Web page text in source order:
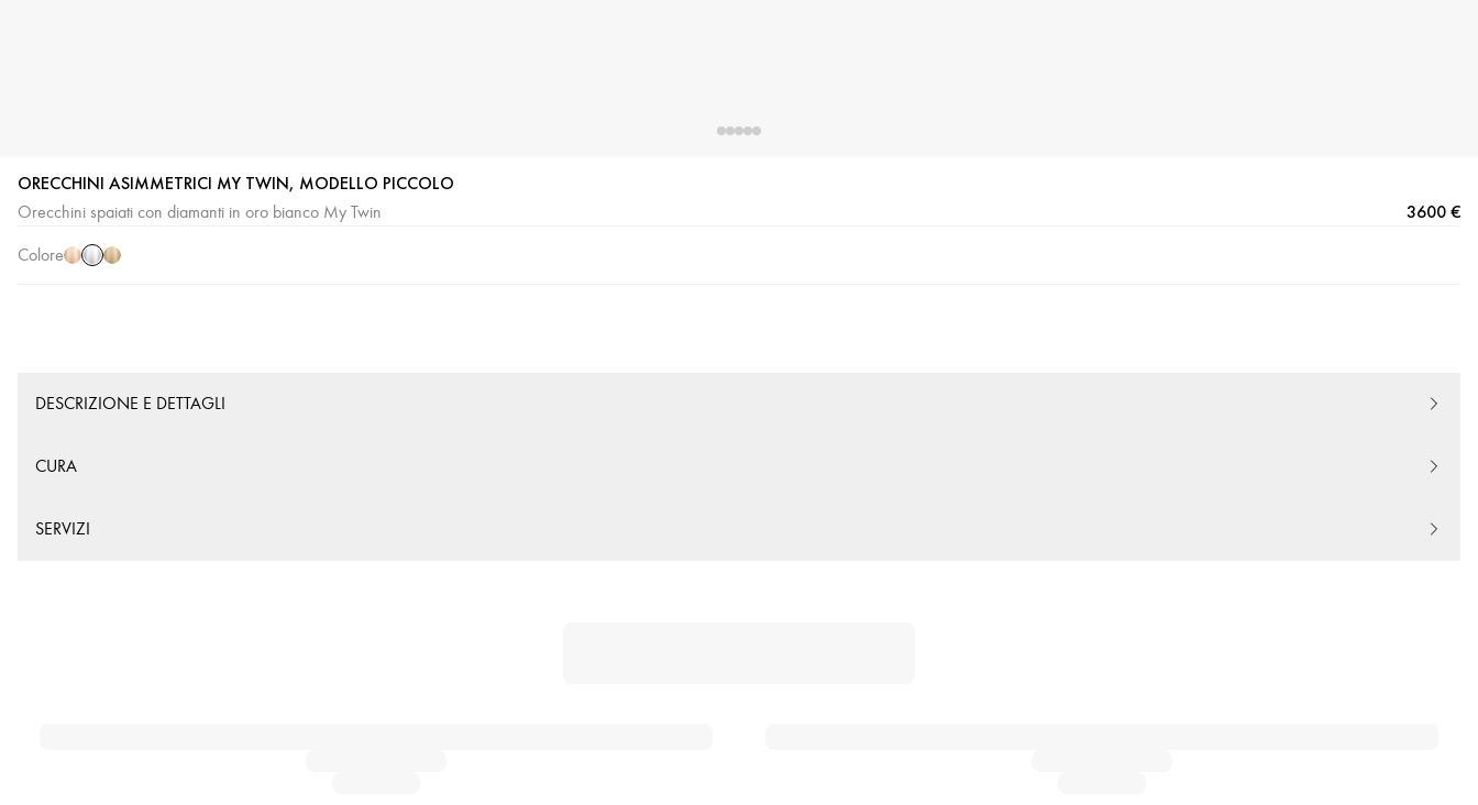
ORECCHINI ASIMMETRICI MY TWIN, MODELLO PICCOLO
Orecchini spaiati con diamanti in oro bianco My Twin 3600 €
Colore
Oro Oro
bianco
Oro
DESCRIZIONE E DETTAGLI
CURA
SERVIZI